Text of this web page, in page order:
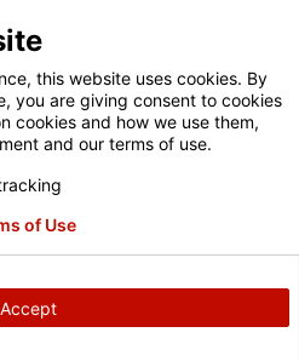
this website uses cookies. By
you are giving consent to cookies
cookies and how we use them,
and our terms of use.
Accept
of Use